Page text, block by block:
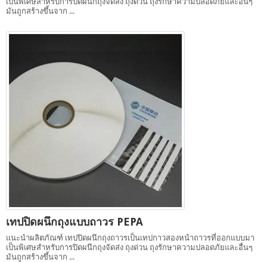
มันถูกสร้างขึ้นจาก ...
เทปปิดผนึกถุงแบบถาวร PEPA
แนะนำผลิตภัณฑ์ เทปปิดผนึกถุงถาวรเป็นเทปกาวสองหน้าถาวรที่ออกแบบมา
เป็นพิเศษสำหรับการปิดผนึกถุงจัดส่ง ถุงด่วน ถุงรักษาความปลอดภัยและอื่นๆ
มันถูกสร้างขึ้นจาก ...